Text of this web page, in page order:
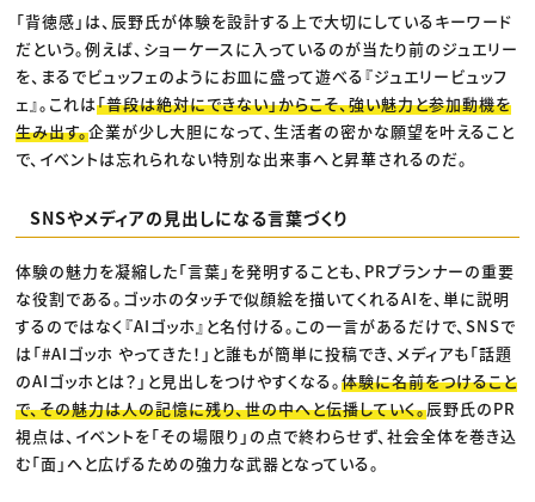
「背徳感」は、辰野氏が体験を設計する上で大切にしているキーワード
だという。例えば、ショーケースに入っているのが当たり前のジュエリー
を、まるでビュッフェのようにお皿に盛って遊べる『ジュエリービュッフ
ェ』。これは「普段は絶対にできない」からこそ、強い魅力と参加動機を
生み出す。企業が少し大胆になって、生活者の密かな願望を叶えること
で、イベントは忘れられない特別な出来事へと昇華されるのだ。
SNSやメディアの見出しになる言葉づくり
体験の魅力を凝縮した「言葉」を発明することも、PRプランナーの重要
な役割である。ゴッホのタッチで似顔絵を描いてくれるAIを、単に説明
するのではなく『AIゴッホ』と名付ける。この一言があるだけで、SNSで
は「#AIゴッホ やってきた！」と誰もが簡単に投稿でき、メディアも「話題
のAIゴッホとは？」と見出しをつけやすくなる。体験に名前をつけること
で、その魅力は人の記憶に残り、世の中へと伝播していく。辰野氏のPR
視点は、イベントを「その場限り」の点で終わらせず、社会全体を巻き込
む「面」へと広げるための強力な武器となっている。